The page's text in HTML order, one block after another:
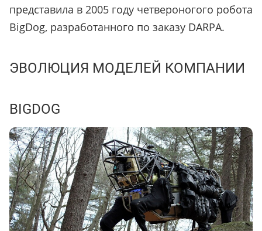
представила в 2005 году четвероногого робота
BigDog, разработанного по заказу DARPA.
ЭВОЛЮЦИЯ МОДЕЛЕЙ КОМПАНИИ
BIGDOG